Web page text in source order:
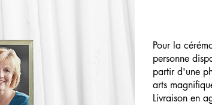
Pour la
personne
partir d'une
arts
Livraison en